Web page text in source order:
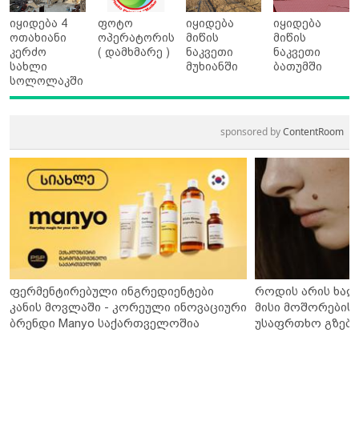
იყიდება 4
ოთახიანი
კერძო
სახლი
სოლოლაკში
ფოტო
ოპერატორის
( დამხმარე )
იყიდება
მიწის
ნაკვეთი
მუხიანში
იყიდება
მიწის
ნაკვეთი
ბათუმში
sponsored byContentRoom
ფერმენტირებული ინგრედიენტები
კანის მოვლაში - კორეული ინოვაციური
ბრენდი Manyo საქართველოშია
როდის არის
მისი მოშორების
უსაფრთხო გზები